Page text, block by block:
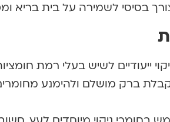
בסיסי לשמירה על בית בריא
ייעודיים לשיש בעלי רמת
ברק מושלם ולהימנע